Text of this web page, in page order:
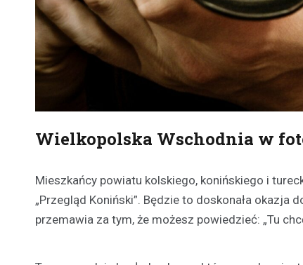
Wielkopolska Wschodnia w
Mieszkańcy powiatu kolskiego, konińskiego i
„Przegląd Koniński”. Będzie to doskonała
przemawia za tym, że możesz powiedzieć: „Tu